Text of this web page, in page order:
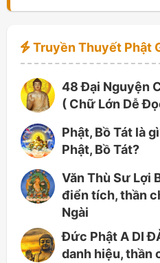
Truyền Thuyết Phật
48 Đại Nguyện
( Chữ Lớn Dễ
Phật, Bồ Tát là
Phật, Bồ Tát?
Văn Thù Sư Lợi
điển tích, thần
Ngài
Đức Phật A DI
danh hiệu, thần